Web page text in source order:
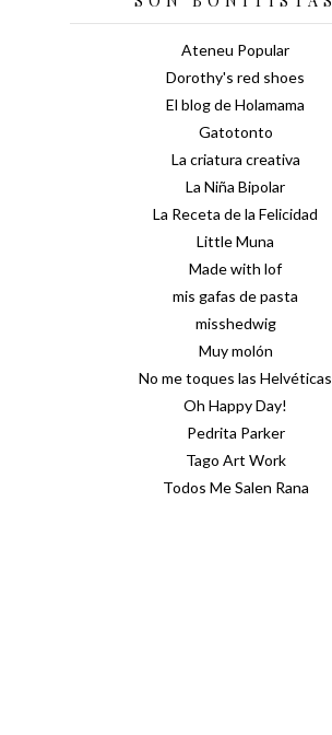
Ateneu Popular
Dorothy's red shoes
El blog de Holamama
Gatotonto
La criatura creativa
La Niña Bipolar
La Receta de la Felicidad
Little Muna
Made with lof
mis gafas de pasta
misshedwig
Muy molón
No me toques las Helvéticas
Oh Happy Day!
Pedrita Parker
Tago Art Work
Todos Me Salen Rana